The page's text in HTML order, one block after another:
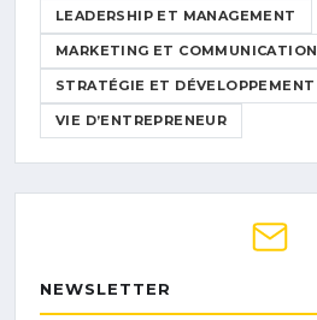
LEADERSHIP ET MANAGEMENT
MARKETING ET COMMUNICATION
STRATÉGIE ET DÉVELOPPEMENT
VIE D’ENTREPRENEUR
NEWSLETTER